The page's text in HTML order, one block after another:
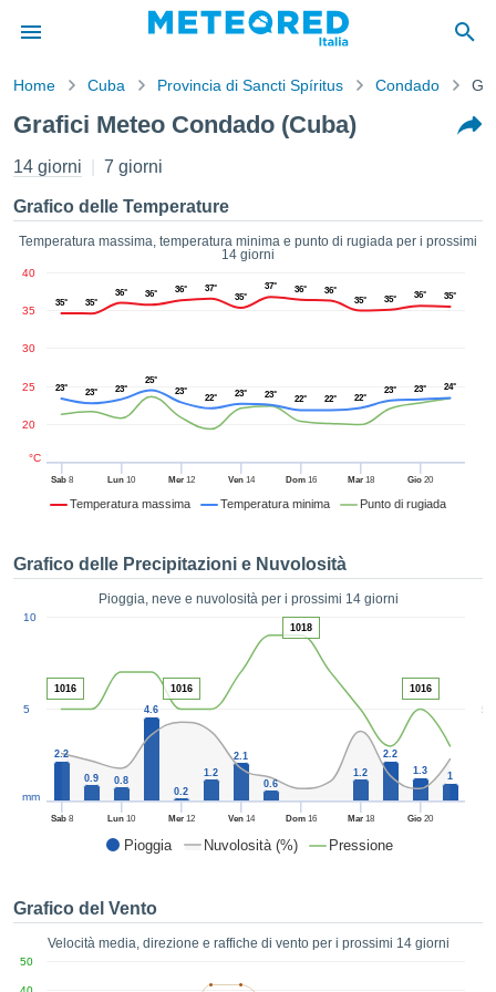
di
stati
da
che le
È
a
le
o
per
senza
clic sul
CONTINUA
Home Cuba Provincia di Sancti Spíritus Condado
Grafici Meteo Condado (Cuba)
14 giorni 7 giorni
Grafico delle Temperature
Temperatura massima, temperatura minima e punto di rugiada per i prossimi
14 giorni
Temperatura massima Temperatura minima Punto di rugiada
Sab8 Lun 10 Mer12 Ven14 Dom16 Mar18 Gio 20
20
25
30
35
40
°C
35° 35°
36° 36° 36°
37°
35°
37° 36°
36°
35°
35° 36° 35°
23° 23° 23°
25°
23°
22° 23° 23° 22° 22° 22°
23° 23° 24°
Grafico delle Precipitazioni e Nuvolosità
Pioggia, neve e nuvolosità per i prossimi 14 giorni
Pioggia Nuvolosità (%) Pressione
50
Sab8 Lun 10 Mer12 Ven14 Dom16 Mar18 Gio 20
5
10
mm
2.2
0.9 0.8
4.6
0.2
1.2
2.1
0.6
1.2
2.2
1.3
1
1016 1016
1018
1016
Grafico del Vento
Velocità media, direzione e raffiche di vento per i prossimi 14 giorni
50